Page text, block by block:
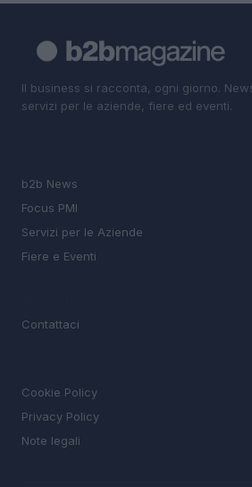
Il business si racconta, ogni giorno.
servizi per le aziende, fiere ed eventi.
b2b News
Focus PMI
Servizi per le Aziende
Fiere e Eventi
Contattaci
Cookie Policy
Privacy Policy
Note legali